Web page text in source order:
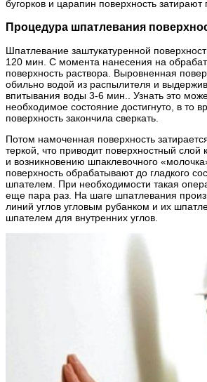
бугорков и царапин поверхность затирают
Процедура шпатлевания
Шпатлевание заштукатуренной
120 мин. С момента нанесения на
поверхность раствора. Выровненная
обильно водой из распылителя и
впитывания воды 3-6 мин.. Узнать это
необходимое состояние достигнуто, в то
поверхность закончила сверкать.
Потом намоченная поверхность
теркой, что приводит поверхностный
и возникновению шпаклевочного
поверхность обрабатывают до гладкого
шпателем. При необходимости такая
еще пара раз. На шаге шпатлевания
линий углов угловым рубанком и их
шпателем для внутренних углов.